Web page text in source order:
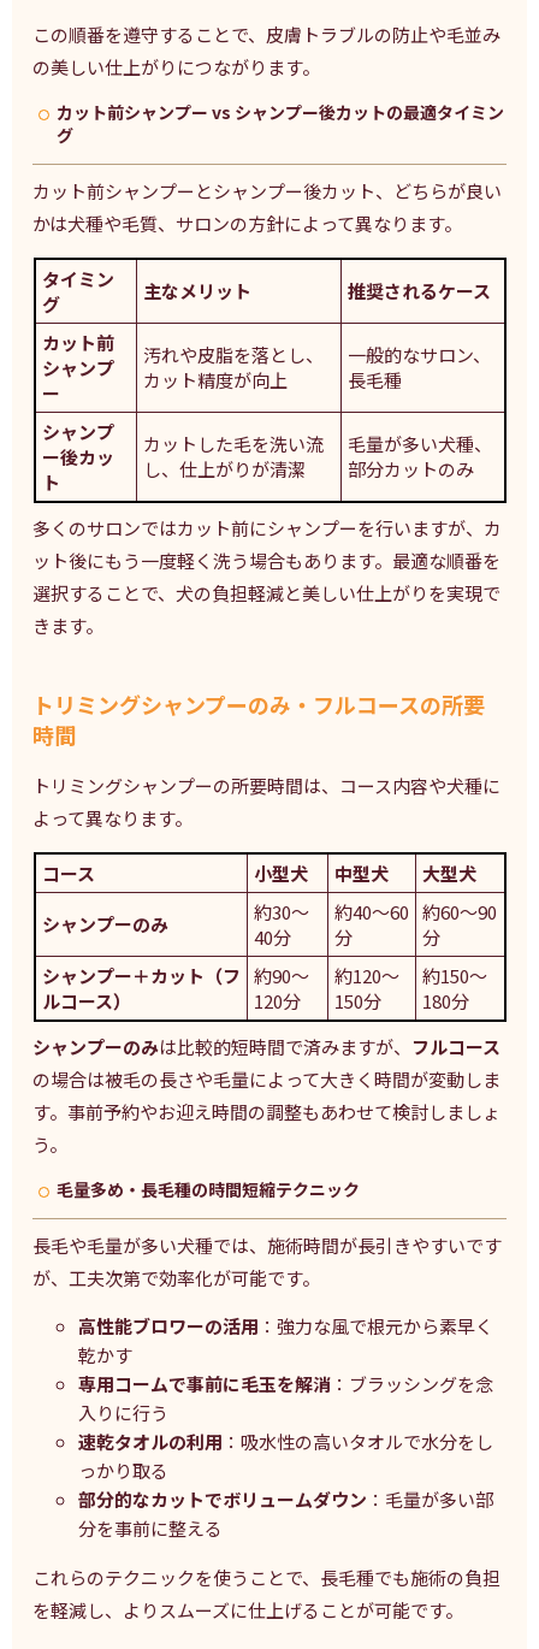
この順番を遵守することで、皮膚トラブルの防止や毛並み
の美しい仕上がりにつながります。
カット前シャンプー vs シャンプー後カットの最適タイミン
グ
カット前シャンプーとシャンプー後カット、どちらが良い
かは犬種や毛質、サロンの方針によって異なります。
タイミン
グ
主なメリット 推奨されるケース
カット前
シャンプ
ー
汚れや皮脂を落とし、
カット精度が向上
一般的なサロン、
長毛種
シャンプ
ー後カッ
ト
カットした毛を洗い流
し、仕上がりが清潔
毛量が多い犬種、
部分カットのみ
多くのサロンではカット前にシャンプーを行いますが、カ
ット後にもう一度軽く洗う場合もあります。最適な順番を
選択することで、犬の負担軽減と美しい仕上がりを実現で
きます。
トリミングシャンプーのみ・フルコースの所要
時間
トリミングシャンプーの所要時間は、コース内容や犬種に
よって異なります。
コース 小型犬 中型犬
大型犬
シャンプーのみ
約30〜
40分
約40〜60
分
約60〜90
分
シャンプー＋カット（フ
ルコース）
約90〜
120分
約120〜
150分
約150〜
180分
シャンプーのみは比較的短時間で済みますが、 フルコース
の場合は被毛の長さや毛量によって大きく時間が変動しま
す。事前予約やお迎え時間の調整もあわせて検討しましょ
う。
毛量多め・長毛種の時間短縮テクニック
長毛や毛量が多い犬種では、施術時間が長引きやすいです
が、工夫次第で効率化が可能です。
高性能ブロワーの活用 ：強力な風で根元から素早く
乾かす
専用コームで事前に毛玉を解消：ブラッシングを念
入りに行う
速乾タオルの利用 ：吸水性の高いタオルで水分をし
っかり取る
部分的なカットでボリュームダウン ：毛量が多い部
分を事前に整える
これらのテクニックを使うことで、長毛種でも施術の負担
を軽減し、よりスムーズに仕上げることが可能です。